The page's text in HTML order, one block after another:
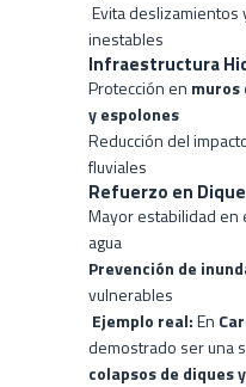
Evita deslizamientos
inestables
Infraestructura
Protección en muros
y espolones
Reducción del
fluviales
Refuerzo en
Mayor estabilidad en
agua
Prevención de
vulnerables
Ejemplo real:En
demostrado ser una
colapsos de diques